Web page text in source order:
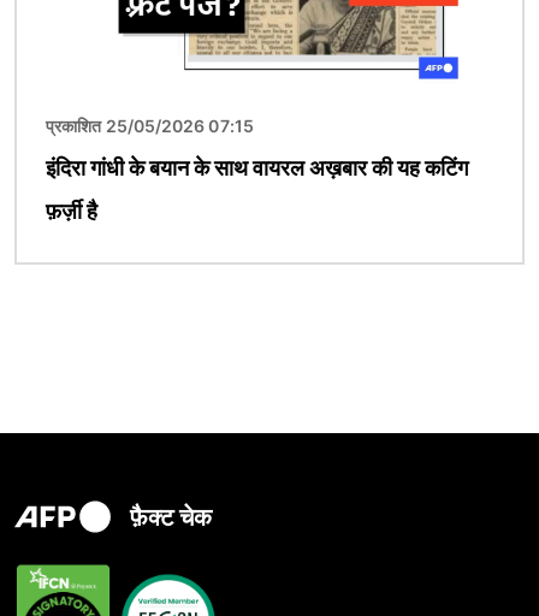
प्रकाशित 25/05/2026 07:15
इंदिरा गांधी के बयान के साथ वायरल अख़बार की यह कटिंग
फ़र्ज़ी है
फ़ैक्ट चेक